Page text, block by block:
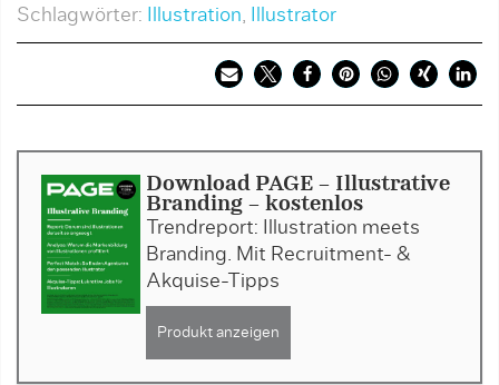
Schlagwörter: Illustration, Illustrator
Download PAGE - Illustrative
Branding - kostenlos
Trendreport: Illustration meets
Branding. Mit Recruitment- &
Akquise-Tipps
Produkt anzeigen